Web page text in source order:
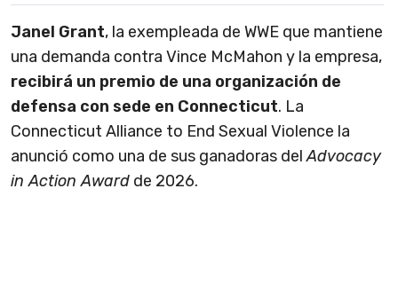
Janel Grant, la exempleada de WWE que mantiene
una demanda contra Vince McMahon y la empresa,
recibirá un premio de una organización de
defensa con sede en Connecticut. La
Connecticut Alliance to End Sexual Violence la
anunció como una de sus ganadoras delAdvocacy
in Action Award de 2026.